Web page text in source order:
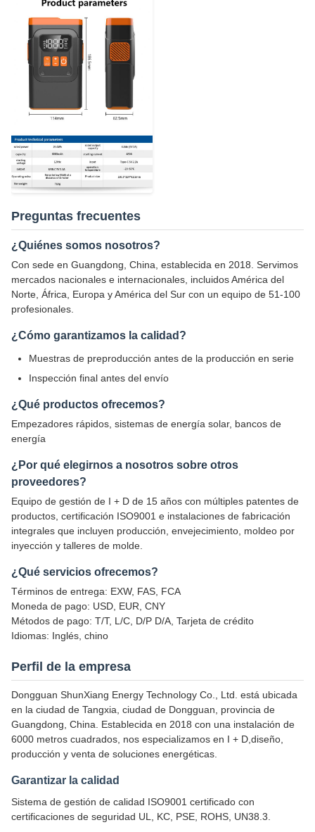
Preguntas frecuentes
¿Quiénes somos nosotros?
Con sede en Guangdong, China, establecida en 2018. Servimos
mercados nacionales e internacionales, incluidos América del
Norte, África, Europa y América del Sur con un equipo de 51-100
profesionales.
¿Cómo garantizamos la calidad?
Muestras de preproducción antes de la producción en serie
Inspección final antes del envío
¿Qué productos ofrecemos?
Empezadores rápidos, sistemas de energía solar, bancos de
energía
¿Por qué elegirnos a nosotros sobre otros
proveedores?
Equipo de gestión de I + D de 15 años con múltiples patentes de
productos, certificación ISO9001 e instalaciones de fabricación
integrales que incluyen producción, envejecimiento, moldeo por
inyección y talleres de molde.
¿Qué servicios ofrecemos?
Términos de entrega: EXW, FAS, FCA
Moneda de pago: USD, EUR, CNY
Métodos de pago: T/T, L/C, D/P D/A, Tarjeta de crédito
Idiomas: Inglés, chino
Perfil de la empresa
Dongguan ShunXiang Energy Technology Co., Ltd. está ubicada
en la ciudad de Tangxia, ciudad de Dongguan, provincia de
Guangdong, China. Establecida en 2018 con una instalación de
6000 metros cuadrados, nos especializamos en I + D,diseño,
producción y venta de soluciones energéticas.
Garantizar la calidad
Sistema de gestión de calidad ISO9001 certificado con
certificaciones de seguridad UL, KC, PSE, ROHS, UN38.3.